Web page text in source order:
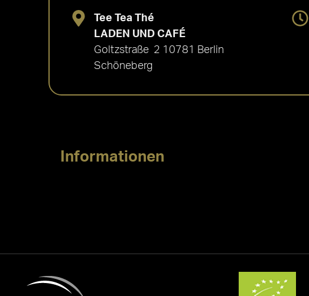
Tee Tea Thé
LADEN UND CAFÉ
Goltzstraße 2 10781 Berlin
Schöneberg
Informationen